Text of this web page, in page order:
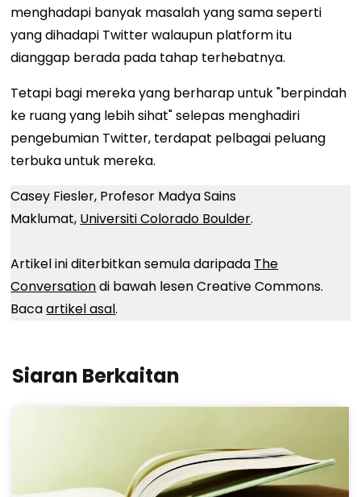
menghadapi banyak masalah yang sama seperti
yang dihadapi Twitter walaupun platform itu
dianggap berada pada tahap terhebatnya.
Tetapi bagi mereka yang berharap untuk "berpindah
ke ruang yang lebih sihat" selepas menghadiri
pengebumian Twitter, terdapat pelbagai peluang
terbuka untuk mereka.
Casey Fiesler, Profesor Madya Sains
Maklumat, Universiti Colorado Boulder.
Artikel ini diterbitkan semula daripada The
Conversationdi bawah lesen Creative Commons.
Bacaartikel asal.
Siaran Berkaitan